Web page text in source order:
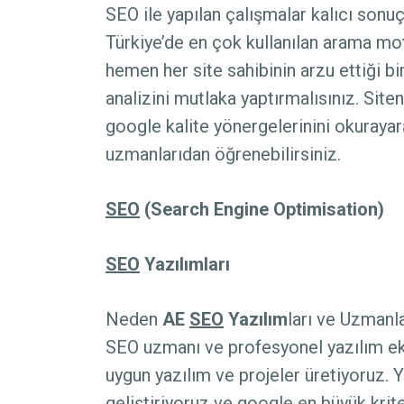
SEO ile yapılan çalışmalar kalıcı
Türkiye’de en çok kullanılan arama
hemen her site sahibinin arzu ettiği
analizini mutlaka yaptırmalısınız.
google kalite yönergelerinini
uzmanlarıdan öğrenebilirsiniz.
SEO (Search Engine Optimisation)
SEO Yazılımları
Neden AE SEO Yazılımları ve
SEO uzmanı ve profesyonel
uygun yazılım ve projeler üretiyoruz.